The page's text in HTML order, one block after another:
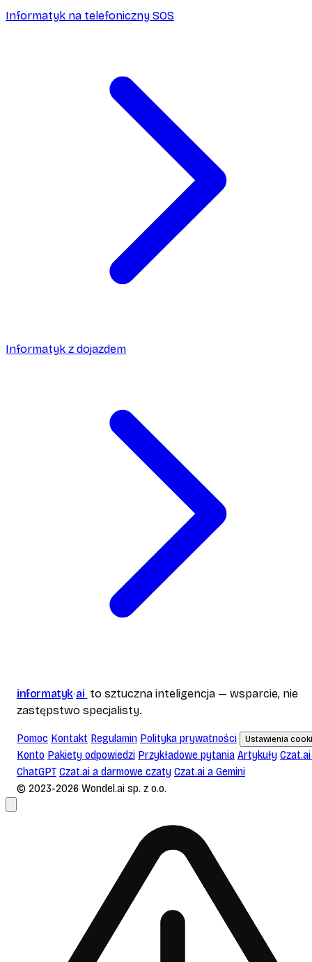
Informatyk na telefoniczny SOS
Informatyk z dojazdem
informatyk ai to sztuczna inteligencja — wsparcie, nie
zastępstwo specjalisty.
Pomoc Kontakt Regulamin Polityka prywatności Ustawienia
Konto Pakiety odpowiedzi Przykładowe pytania Artykuły
ChatGPT Czat.ai a darmowe czaty Czat.ai a Gemini
© 2023-2026 Wondel.ai sp. z o.o.